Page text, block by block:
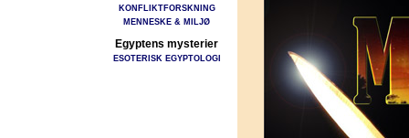
KONFLIKTFORSKNING
MENNESKE & MILJØ
Egyptens mysterier
ESOTERISK EGYPTOLOGI